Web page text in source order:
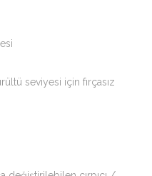
seviyesi için fırçasız